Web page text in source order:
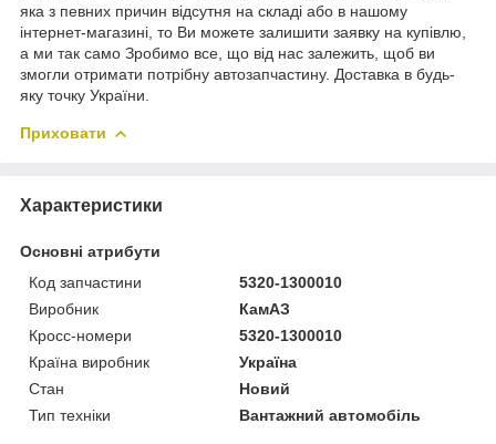
яка з певних причин відсутня на складі або в нашому
інтернет-магазині, то Ви можете залишити заявку на купівлю,
а ми так само Зробимо все, що від нас залежить, щоб ви
змогли отримати потрібну автозапчастину. Доставка в будь-
яку точку України.
Приховати
Характеристики
Основні атрибути
Код запчастини
5320-1300010
Виробник
КамАЗ
Кросс-номери
5320-1300010
Країна виробник
Україна
Стан
Новий
Тип техніки
Вантажний автомобіль